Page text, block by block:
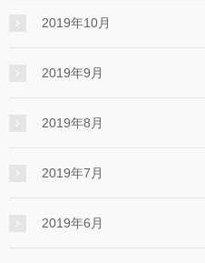
2019年10月
2019年9月
2019年8月
2019年7月
2019年6月